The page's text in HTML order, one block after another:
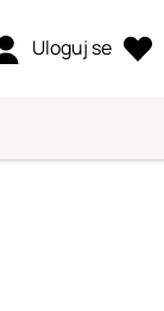
Uloguj se